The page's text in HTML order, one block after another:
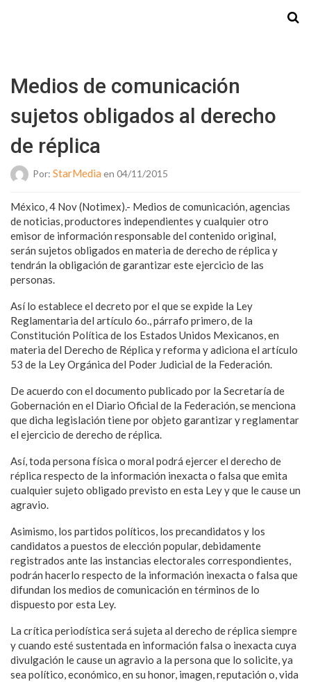
Medios de comunicación
sujetos obligados al derecho
de réplica
Por: StarMedia en 04/11/2015
México, 4 Nov (Notimex).- Medios de comunicación, agencias
de noticias, productores independientes y cualquier otro
emisor de información responsable del contenido original,
serán sujetos obligados en materia de derecho de réplica y
tendrán la obligación de garantizar este ejercicio de las
personas.
Así lo establece el decreto por el que se expide la Ley
Reglamentaria del artículo 6o., párrafo primero, de la
Constitución Política de los Estados Unidos Mexicanos, en
materia del Derecho de Réplica y reforma y adiciona el artículo
53 de la Ley Orgánica del Poder Judicial de la Federación.
De acuerdo con el documento publicado por la Secretaría de
Gobernación en el Diario Oficial de la Federación, se menciona
que dicha legislación tiene por objeto garantizar y reglamentar
el ejercicio de derecho de réplica.
Así, toda persona física o moral podrá ejercer el derecho de
réplica respecto de la información inexacta o falsa que emita
cualquier sujeto obligado previsto en esta Ley y que le cause un
agravio.
Asimismo, los partidos políticos, los precandidatos y los
candidatos a puestos de elección popular, debidamente
registrados ante las instancias electorales correspondientes,
podrán hacerlo respecto de la información inexacta o falsa que
difundan los medios de comunicación en términos de lo
dispuesto por esta Ley.
La crítica periodística será sujeta al derecho de réplica siempre
y cuando esté sustentada en información falsa o inexacta cuya
divulgación le cause un agravio a la persona que lo solicite, ya
sea político, económico, en su honor, imagen, reputación o, vida